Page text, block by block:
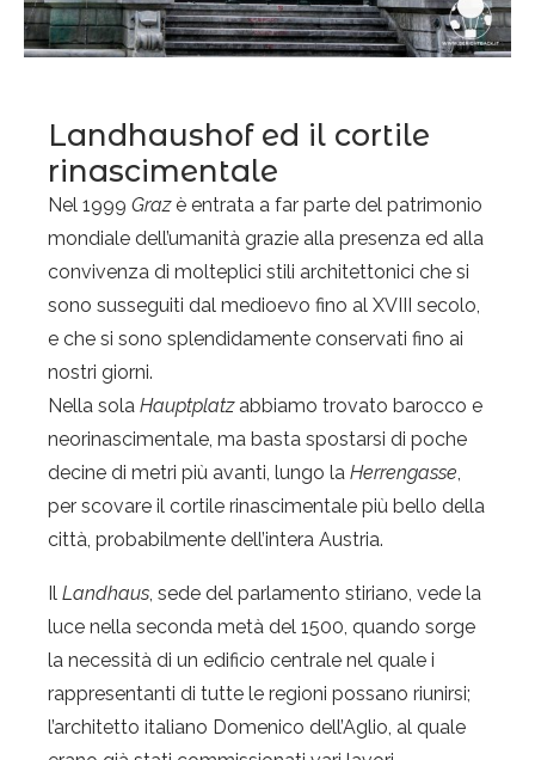
Landhaushof ed il cortile
rinascimentale
Nel 1999 Grazè entrata a far parte del patrimonio
mondiale dell’umanità grazie alla presenza ed alla
convivenza di molteplici stili architettonici che si
sono susseguiti dal medioevo fino al XVIII secolo,
e che si sono splendidamente conservati fino ai
nostri giorni.
Nella sola Hauptplatzabbiamo trovato barocco e
neorinascimentale, ma basta spostarsi di poche
decine di metri più avanti, lungo la Herrengasse,
per scovare il cortile rinascimentale più bello della
città, probabilmente dell’intera Austria.
Il Landhaus, sede del parlamento stiriano, vede la
luce nella seconda metà del 1500, quando sorge
la necessità di un edificio centrale nel quale i
rappresentanti di tutte le regioni possano riunirsi;
l’architetto italiano Domenico dell’Aglio, al quale